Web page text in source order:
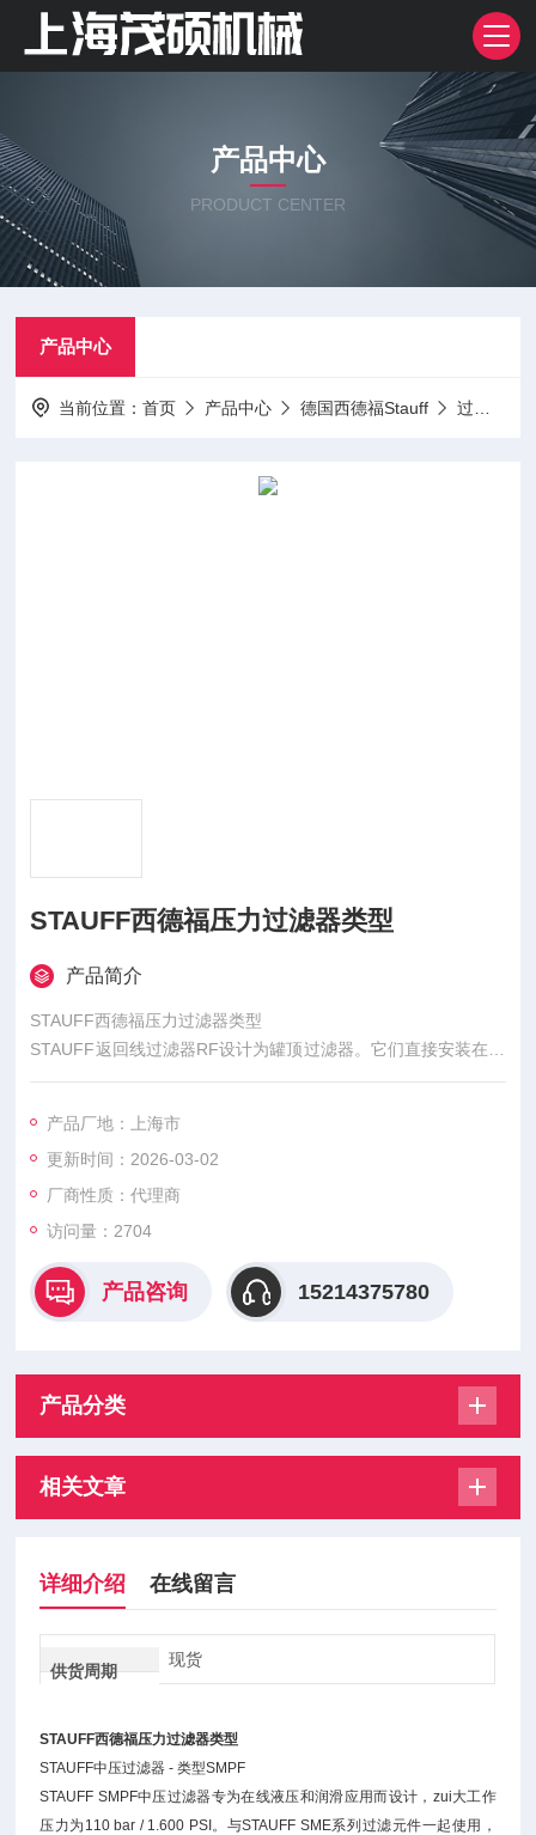
产品中心
PRODUCT CENTER
产品中心
当前位置：首页 产品中心 德国西德福Stauff 过滤器
STAUFF西德福压力过滤器类型
产品简介
STAUFF西德福压力过滤器类型
STAUFF返回线过滤器RF设计为罐顶过滤器。它们直接安装在罐
顶上，并且当系统的100％的油被过滤时，它们可以Z佳地清除系
损。过滤碗被设计成使表面下方的油回流，从而防止返回的油夹
带空气。通过使用STAUFF RE系列替代过滤器元件可以确保高
效率的污染物去除。STAUFF过滤元件的高污垢保持能力可确保
使用寿命
产品厂地：上海市
更新时间：2026-03-02
厂商性质：代理商
访问量：2704
产品咨询 15214375780
产品分类
相关文章
详细介绍 在线留言
供货周期
现货
STAUFF西德福压力过滤器类型
STAUFF中压过滤器 - 类型SMPF
STAUFF SMPF中压过滤器专为在线液压和润滑应用而设计，zui大工作
压力为110 bar / 1.600 PSI。与STAUFF SME系列过滤元件一起使用，